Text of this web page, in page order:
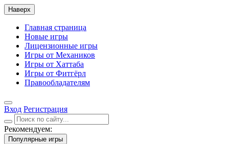
Наверх
Главная страница
Новые игры
Лицензионные игры
Игры от Механиков
Игры от Хаттаба
Игры от Фитгёрл
Правообладателям
Вход Регистрация
Рекомендуем:
Популярные игры